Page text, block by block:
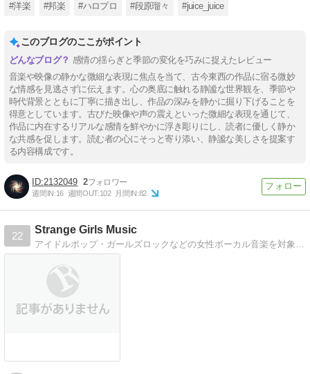
#洋楽 #邦楽 #ハロプロ #段原瑠々 #juice_juice
このブログのここがポイント
感情の揺らぎと季節の変化を巧みに捉えたレビュー
音楽や映像の静かな微細な表現に焦点を当て、古今東西の作品に宿る微妙
な情感を見逃さずに伝えます。心の奥底に触れる静謐な世界観を、季節や
時代背景とともに丁寧に描き出し、作品の深みを静かに掘り下げることを
得意としています。古びた映像や声の震えといった微細な表現を通じて、
作品に内在するリアルな感情を鮮やかに浮き彫りにし、読者に優しく静か
な共感を促します。読む者の心にそっと寄り添い、静謐な美しさを提案す
る内容構成です。
2132049 2
週間IN:16 週間OUT:102 月間IN:82
22
Strange Girls Music
アイドルポップ・ガールズロックなどの女性ボーカル音楽を対象としたディスクレビューサイトです。アイドルグループや女性ボーカルバンドを中心に幅広い年代のCDレビューを掲載しています。